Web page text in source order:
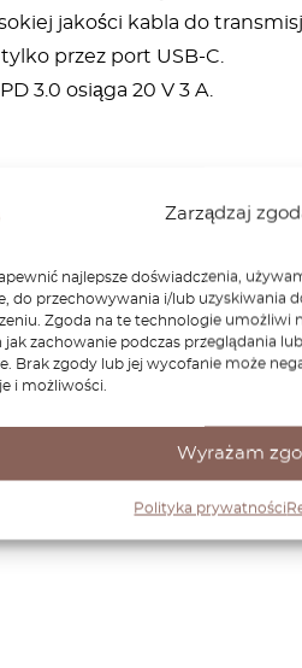
Zarządzaj
najlepsze doświadczenia,
do przechowywania i/lub uzyskiwania
Zgoda na te technologie umożliwi
jak zachowanie podczas przeglądania
Brak zgody lub jej wycofanie może
i możliwości.
Wyrażam
Polityka prywatności
jakości kabla do
przez port USB-C.
3.0 osiąga 20 V 3 A.
temperaturą i zwarciem na